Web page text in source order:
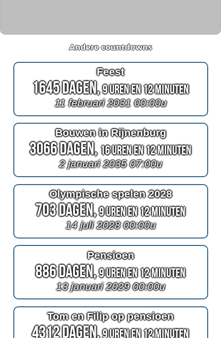
Andere countdowns
Feest
1645 Dagen,9 Uren en 12 Minuten
11 februari 2031 00:00u
Bouwen in Rijnenburg
3066 Dagen,16 Uren en 12 Minuten
2 januari 2035 07:00u
Olympische spelen 2028
703 Dagen,9 Uren en 12 Minuten
14 juli 2028 00:00u
Pensioen
886 Dagen,9 Uren en 12 Minuten
13 januari 2029 00:00u
Tom en Filip op pensioen
4312 Dagen,9 Uren en 12 Minuten